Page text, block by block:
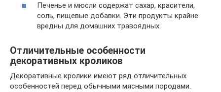
Печенье и мюсли содержат сахар, красители,
соль, пищевые добавки. Эти продукты крайне
вредны для домашних травоядных.
Отличительные особенности
декоративных кроликов
Декоративные кролики имеют ряд отличительных
особенностей перед обычными мясными породами.